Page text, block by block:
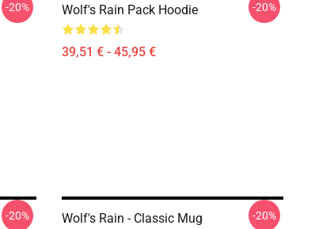
-20% Wolf's Rain Pack Hoodie
39,51 € - 45,95 €
-20%
-20% Wolf's Rain - Classic Mug -20%